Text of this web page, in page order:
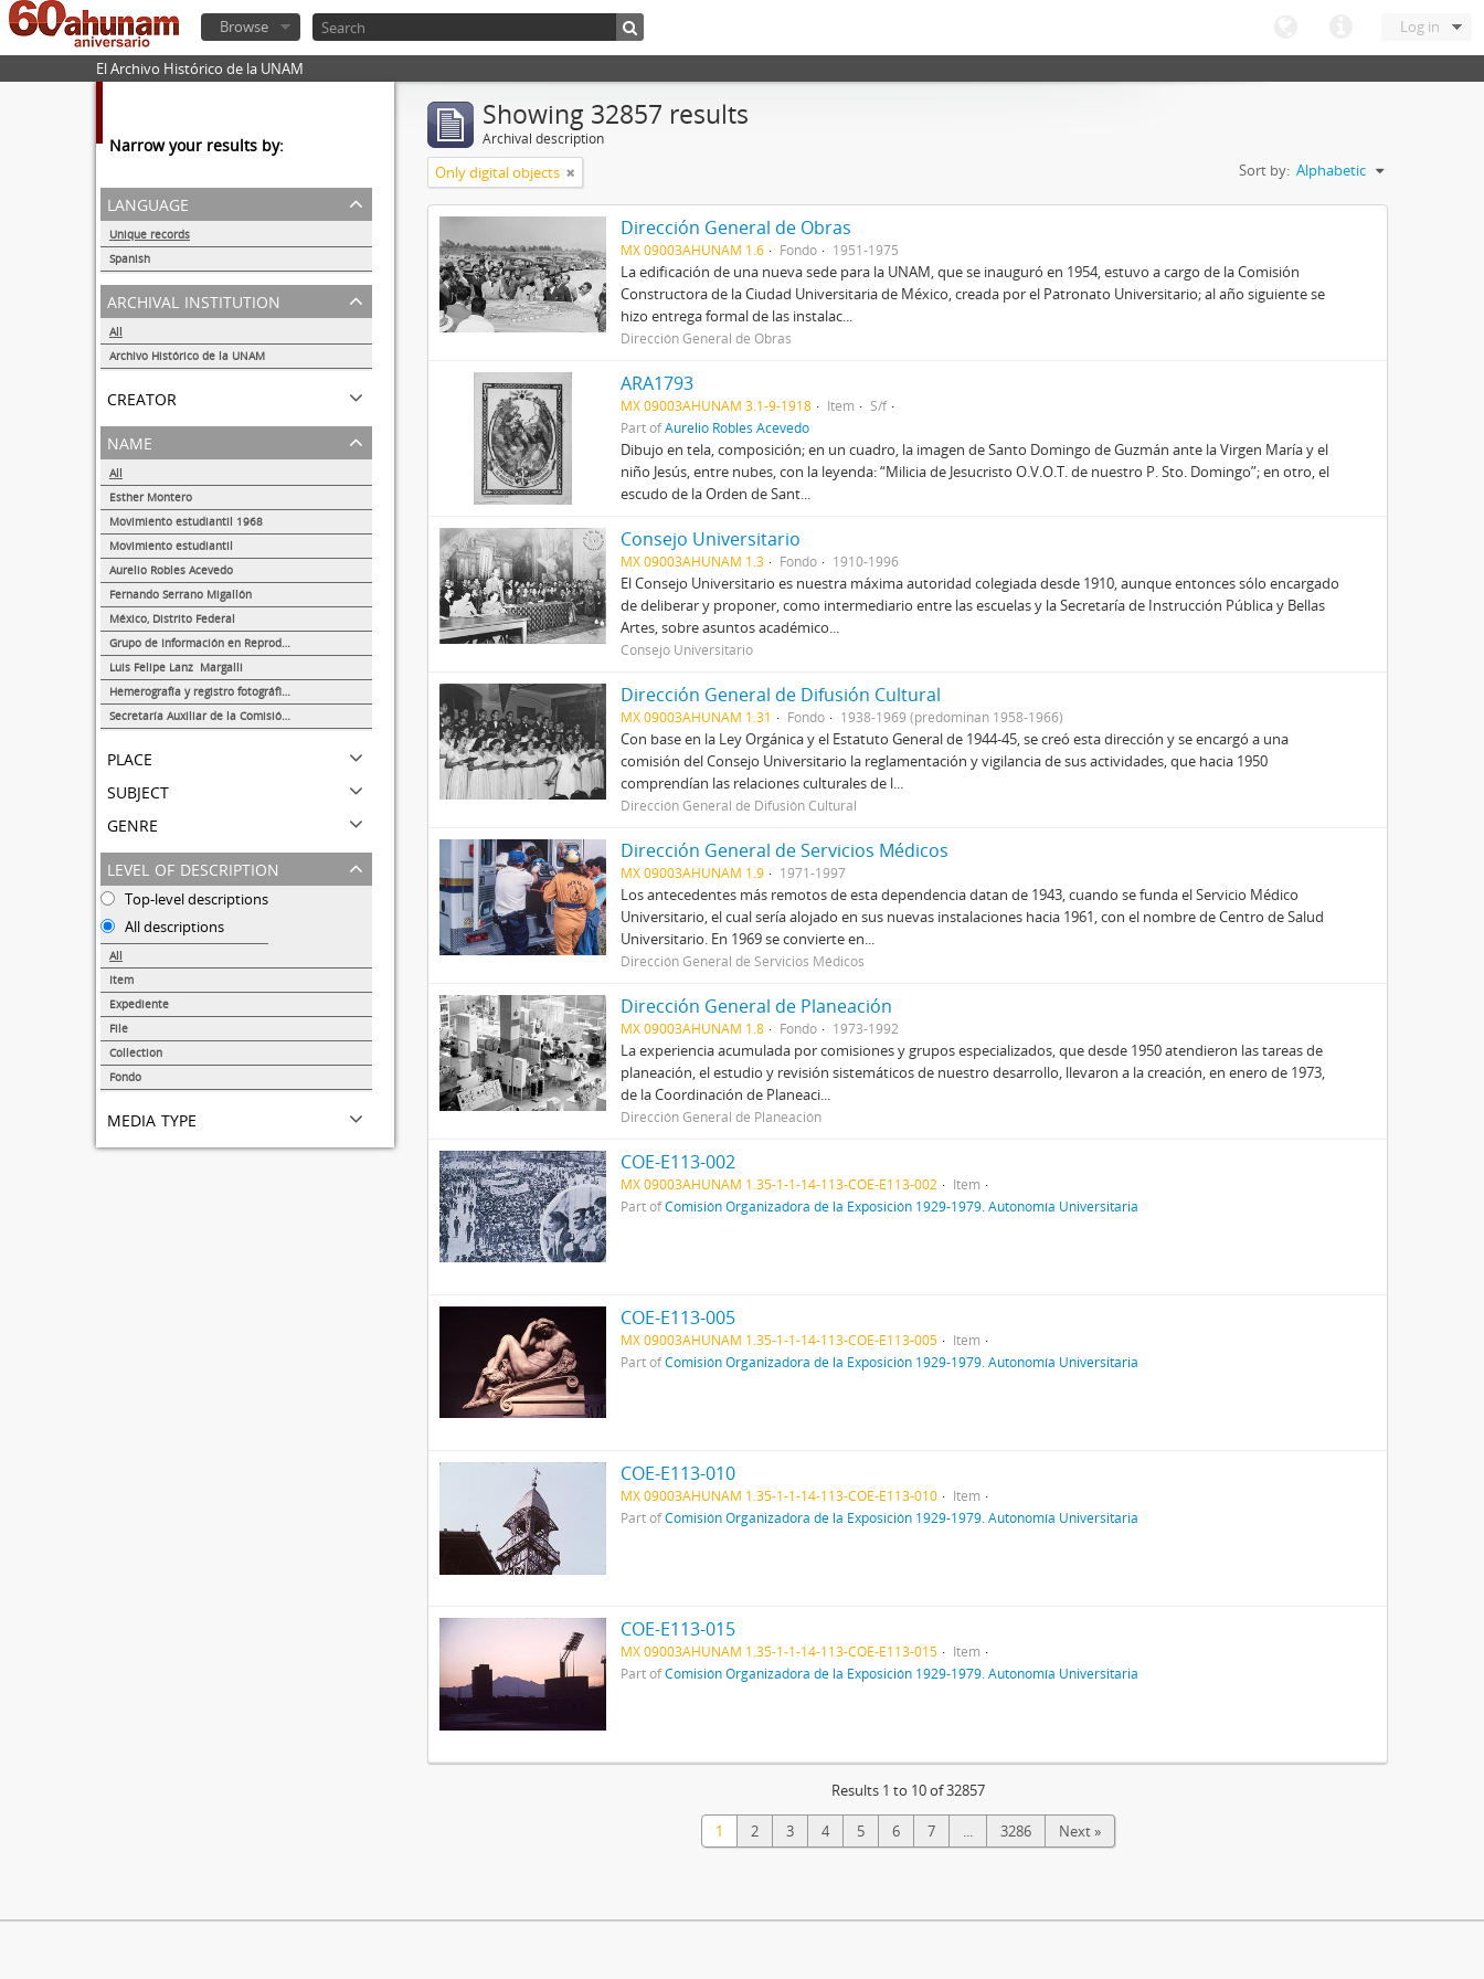
Log in
Browse
El Archivo Histórico de la UNAM
Narrow your results by:
language
Unique records
Spanish
32855
archival institution
All
Archivo Histórico de la UNAM
creator
name
All
Esther Montero
Movimiento estudiantil 1968
Movimiento estudiantil
Aurelio Robles Acevedo
Fernando Serrano Migallón
México, Distrito Federal
Grupo de Información en Reproducción Elegida (GIRE)
Luis Felipe Lanz Margalli
Hemerografía y registro fotográfico sobre el conflicto universitario de 1999-2000
Secretaría Auxiliar de la Comisión Organizadora de la Exposición 1929-1979. Autonomía Universitaria UNAM.
place
subject
genre
level of description
Top-level descriptions
All descriptions
All
Item
Expediente
File
Collection
Fondo
media type
Showing 32857 results
Archival description
Only digital objects Sort by: Alphabetic
Dirección General de Obras
MX 09003AHUNAM 1.6 Fondo 1951-1975
La edificación de una nueva sede para la UNAM, que se inauguró en 1954, estuvo a cargo de la Comisión
Constructora de la Ciudad Universitaria de México, creada por el Patronato Universitario; al año siguiente se
hizo entrega formal de las instalac...
Dirección General de Obras
ARA1793
MX 09003AHUNAM 3.1-9-1918 Item
S/f
Part ofAurelio Robles Acevedo
Dibujo en tela, composición; en un cuadro, la imagen de Santo Domingo de Guzmán ante la Virgen María y el
niño Jesús, entre nubes, con la leyenda: “Milicia de Jesucristo O.V.O.T. de nuestro P. Sto. Domingo”; en otro, el
escudo de la Orden de Sant...
Consejo Universitario
MX 09003AHUNAM 1.3 Fondo 1910-1996
El Consejo Universitario es nuestra máxima autoridad colegiada desde 1910, aunque entonces sólo encargado
de deliberar y proponer, como intermediario entre las escuelas y la Secretaría de Instrucción Pública y Bellas
Artes, sobre asuntos académico...
Consejo Universitario
Dirección General de Difusión Cultural
MX 09003AHUNAM 1.31 Fondo 1938-1969 (predominan 1958-1966)
Con base en la Ley Orgánica y el Estatuto General de 1944-45, se creó esta dirección y se encargó a una
comisión del Consejo Universitario la reglamentación y vigilancia de sus actividades, que hacia 1950
comprendían las relaciones culturales de l...
Dirección General de Difusión Cultural
Dirección General de Servicios Médicos
MX 09003AHUNAM 1.9 1971-1997
Los antecedentes más remotos de esta dependencia datan de 1943, cuando se funda el Servicio Médico
Universitario, el cual sería alojado en sus nuevas instalaciones hacia 1961, con el nombre de Centro de Salud
Universitario. En 1969 se convierte en...
Dirección General de Servicios Médicos
Dirección General de Planeación
MX 09003AHUNAM 1.8 Fondo 1973-1992
La experiencia acumulada por comisiones y grupos especializados, que desde 1950 atendieron las tareas de
planeación, el estudio y revisión sistemáticos de nuestro desarrollo, llevaron a la creación, en enero de 1973,
de la Coordinación de Planeaci...
Dirección General de Planeación
COE-E113-002
MX 09003AHUNAM 1.35-1-1-14-113-COE-E113-002
Item
Part ofComisión Organizadora de la Exposición 1929-1979. Autonomía Universitaria
COE-E113-005
MX 09003AHUNAM 1.35-1-1-14-113-COE-E113-005
Item
Part ofComisión Organizadora de la Exposición 1929-1979. Autonomía Universitaria
COE-E113-010
MX 09003AHUNAM 1.35-1-1-14-113-COE-E113-010
Item
Part ofComisión Organizadora de la Exposición 1929-1979. Autonomía Universitaria
COE-E113-015
MX 09003AHUNAM 1.35-1-1-14-113-COE-E113-015
Item
Part ofComisión Organizadora de la Exposición 1929-1979. Autonomía Universitaria
Results 1 to 10 of 32857
1 2 3 4 5 6 7 ... 3286 Next »